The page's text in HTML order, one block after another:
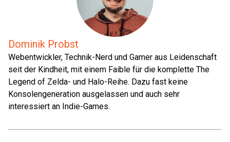
Dominik Probst
Webentwickler, Technik-Nerd und Gamer aus Leidenschaft
seit der Kindheit, mit einem Faible für die komplette The
Legend of Zelda- und Halo-Reihe. Dazu fast keine
Konsolengeneration ausgelassen und auch sehr
interessiert an Indie-Games.